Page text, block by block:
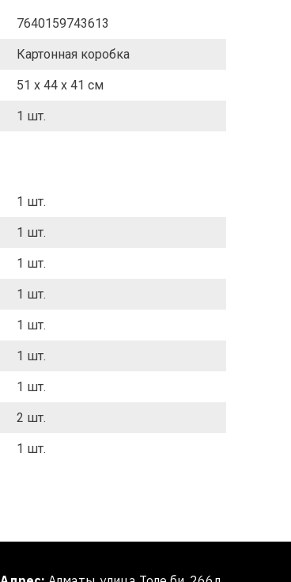
7640159743613
Картонная коробка
51 x 44 x 41 cм
1 шт.
1 шт.
1 шт.
1 шт.
1 шт.
1 шт.
1 шт.
1 шт.
2 шт.
1 шт.